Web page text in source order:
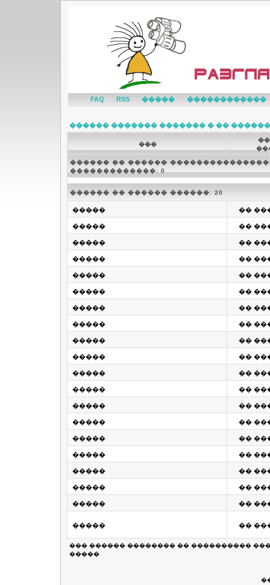
FAQ RSS ����� ������������
������ ������� ������� � ��
���
������ �� ������
�������������: 0
������ �� ������ ������: 20
����� �� ���
����� �� ���
����� �� ���
����� �� ���
����� �� ���
����� �� ���
����� �� ���
����� �� ���
����� �� ���
����� �� ���
����� �� ���
����� �� ���
����� �� ���
����� �� ���
����� �� ���
����� �� ���
����� �� ���
����� �� ���
����� �� ���
����� �� ���
��� ������ �������� �� ����������
�����